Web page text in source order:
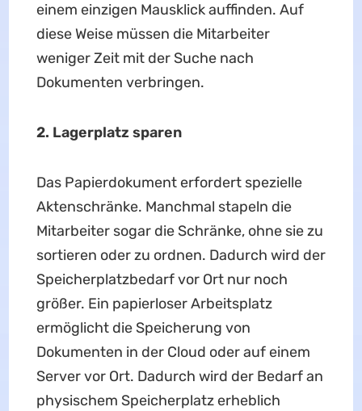
einem einzigen Mausklick auffinden. Auf
diese Weise müssen die Mitarbeiter
weniger Zeit mit der Suche nach
Dokumenten verbringen.
2. Lagerplatz sparen
Das Papierdokument erfordert spezielle
Aktenschränke. Manchmal stapeln die
Mitarbeiter sogar die Schränke, ohne sie zu
sortieren oder zu ordnen. Dadurch wird der
Speicherplatzbedarf vor Ort nur noch
größer. Ein papierloser Arbeitsplatz
ermöglicht die Speicherung von
Dokumenten in der Cloud oder auf einem
Server vor Ort. Dadurch wird der Bedarf an
physischem Speicherplatz erheblich